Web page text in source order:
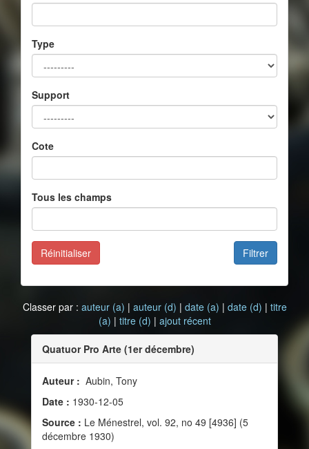
Type
Support
Cote
Tous les champs
Filtrer
Réinitialiser
Classer par : auteur (a) | auteur (d) | date (a) | date (d) | titre
(a) | titre (d) | ajout récent
Quatuor Pro Arte (1er décembre)
Auteur : Aubin, Tony
Date : 1930-12-05
Source : Le Ménestrel, vol. 92, no 49 [4936] (5
décembre 1930)